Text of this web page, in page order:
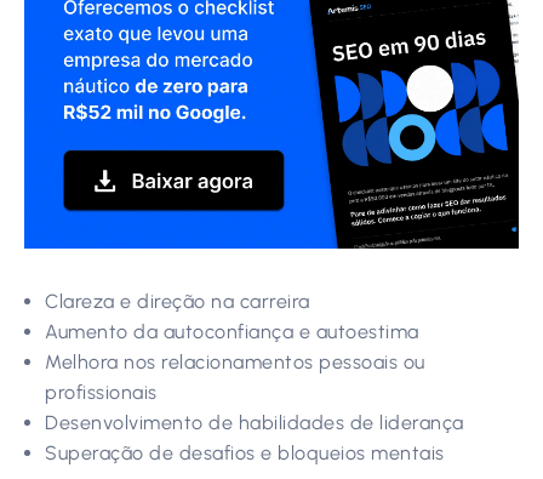
Clareza e direção na carreira
Aumento da autoconfiança e autoestima
Melhora nos relacionamentos pessoais ou
profissionais
Desenvolvimento de habilidades de liderança
Superação de desafios e bloqueios mentais